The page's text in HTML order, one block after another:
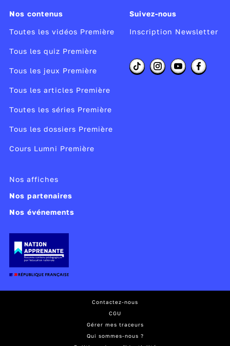
Nos contenus
Toutes les vidéos Première
Tous les quiz Première
Tous les jeux Première
Tous les articles Première
Toutes les séries Première
Tous les dossiers Première
Cours Lumni Première
Suivez-nous
Inscription Newsletter
Nos affiches
Nos partenaires
Nos événements
Contactez-nous
CGU
Gérer mes traceurs
Qui sommes-nous ?